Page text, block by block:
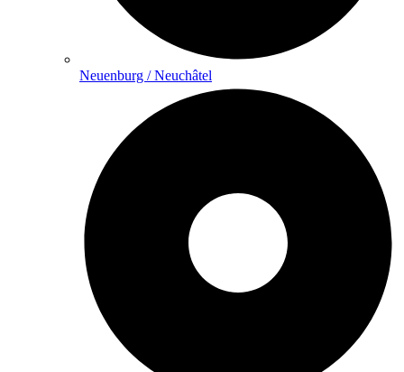
Neuenburg / Neuchâtel